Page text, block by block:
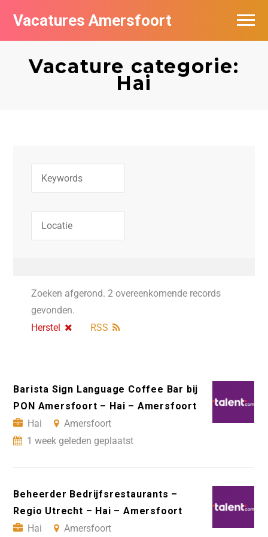
Vacatures Amersfoort
Vacature categorie:
Hai
Zoeken afgerond. 2 overeenkomende records
gevonden.
Herstel
RSS
Barista Sign Language Coffee Bar bij
PON Amersfoort – Hai – Amersfoort
Hai
Amersfoort
1 week geleden geplaatst
Beheerder Bedrijfsrestaurants –
Regio Utrecht – Hai – Amersfoort
Hai
Amersfoort
Vacatures per bedrijf
De populairste vacatures in Amersfoort